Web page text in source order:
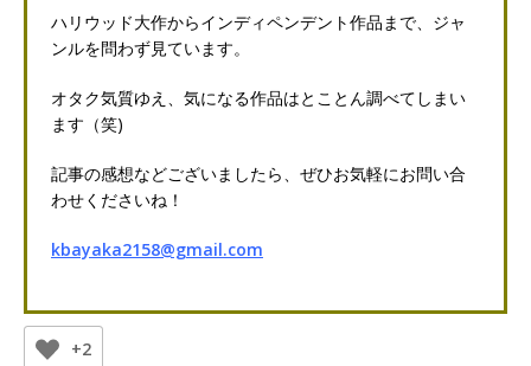
ハリウッド大作からインディペンデント作品まで、ジャ
ンルを問わず見ています。
オタク気質ゆえ、気になる作品はとことん調べてしまい
ます（笑)
記事の感想などございましたら、ぜひお気軽にお問い合
わせくださいね！
kbayaka2158@gmail.com
+2